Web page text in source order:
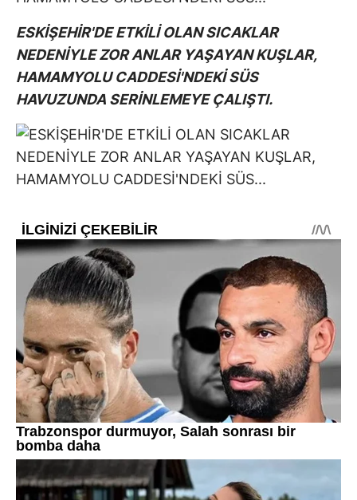
ESKİŞEHİR'DE ETKİLİ OLAN SICAKLAR
NEDENİYLE ZOR ANLAR YAŞAYAN KUŞLAR,
HAMAMYOLU CADDESİ'NDEKİ SÜS
HAVUZUNDA SERİNLEMEYE ÇALIŞTI.